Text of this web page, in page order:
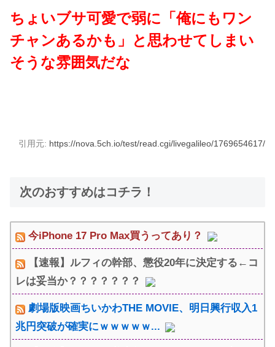
ちょいブサ可愛で弱に「俺にもワン
チャンあるかも」と思わせてしまい
そうな雰囲気だな
引用元: https://nova.5ch.io/test/read.cgi/livegalileo/1769654617/
次のおすすめはコチラ！
今iPhone 17 Pro Max買うってあり？
【速報】ルフィの幹部、懲役20年に決定する←コ
レは妥当か？？？？？？？
劇場版映画ちいかわTHE MOVIE、明日興行収入1
兆円突破が確実にｗｗｗｗｗ...